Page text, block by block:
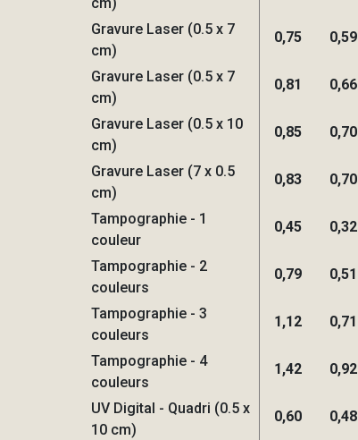
Gravure Laser (0.5 x 7
cm)
0,75 0,59
Gravure Laser (0.5 x 7
cm)
0,81 0,66
Gravure Laser (0.5 x 10
cm)
0,85 0,70
Gravure Laser (7 x 0.5
cm)
0,83 0,70
Tampographie - 1
couleur
0,45 0,32
Tampographie - 2
couleurs
0,79 0,51
Tampographie - 3
couleurs
1,12 0,71
Tampographie - 4
couleurs
1,42 0,92
UV Digital - Quadri (0.5 x
10 cm)
0,60 0,48